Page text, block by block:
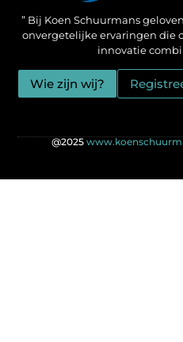
” Bij Koen Schuurmans
onvergetelijke ervaringen die
innovatie
Wie zijn wij?
@2025